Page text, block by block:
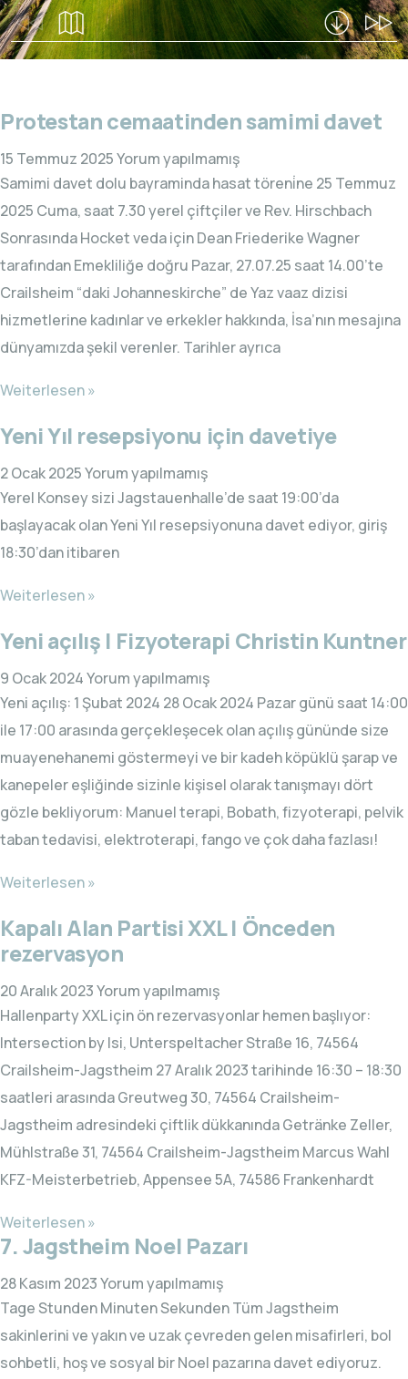
Protestan cemaatinden samimi davet
15 Temmuz 2025Yorum yapılmamış
Samimi davet dolu bayraminda hasat töreni̇ne 25 Temmuz
2025 Cuma, saat 7.30 yerel çiftçiler ve Rev. Hirschbach
Sonrasında Hocket veda için Dean Friederike Wagner
tarafından Emekliliğe doğru Pazar, 27.07.25 saat 14.00’te
Crailsheim “daki Johanneskirche” de Yaz vaaz dizisi
hizmetlerine kadınlar ve erkekler hakkında, İsa’nın mesajına
dünyamızda şekil verenler. Tarihler ayrıca
Weiterlesen »
Yeni Yıl resepsiyonu için davetiye
2 Ocak 2025Yorum yapılmamış
Yerel Konsey sizi Jagstauenhalle’de saat 19:00’da
başlayacak olan Yeni Yıl resepsiyonuna davet ediyor, giriş
18:30’dan itibaren
Weiterlesen »
Yeni açılış | Fizyoterapi Christin Kuntner
9 Ocak 2024Yorum yapılmamış
Yeni açılış: 1 Şubat 2024 28 Ocak 2024 Pazar günü saat 14:00
ile 17:00 arasında gerçekleşecek olan açılış gününde size
muayenehanemi göstermeyi ve bir kadeh köpüklü şarap ve
kanepeler eşliğinde sizinle kişisel olarak tanışmayı dört
gözle bekliyorum: Manuel terapi, Bobath, fizyoterapi, pelvik
taban tedavisi, elektroterapi, fango ve çok daha fazlası!
Weiterlesen »
Kapalı Alan Partisi XXL | Önceden
rezervasyon
20 Aralık 2023Yorum yapılmamış
Hallenparty XXL için ön rezervasyonlar hemen başlıyor:
Intersection by Isi, Unterspeltacher Straße 16, 74564
Crailsheim-Jagstheim 27 Aralık 2023 tarihinde 16:30 – 18:30
saatleri arasında Greutweg 30, 74564 Crailsheim-
Jagstheim adresindeki çiftlik dükkanında Getränke Zeller,
Mühlstraße 31, 74564 Crailsheim-Jagstheim Marcus Wahl
KFZ-Meisterbetrieb, Appensee 5A, 74586 Frankenhardt
Weiterlesen »
7. Jagstheim Noel Pazarı
28 Kasım 2023Yorum yapılmamış
Tage Stunden Minuten Sekunden Tüm Jagstheim
sakinlerini ve yakın ve uzak çevreden gelen misafirleri, bol
sohbetli, hoş ve sosyal bir Noel pazarına davet ediyoruz.